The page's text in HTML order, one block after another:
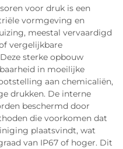
voor druk is een
vormgeving en
meestal vervaardigd
vergelijkbare
sterke opbouw
in moeilijke
aan chemicaliën,
drukken. De interne
beschermd door
die voorkomen dat
plaatsvindt, wat
van IP67 of hoger. Dit